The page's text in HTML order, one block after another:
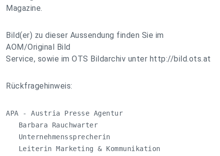
Magazine.
Bild(er) zu dieser Aussendung finden Sie im
AOM/Original Bild
Service, sowie im OTS Bildarchiv unter http://bild.ots.at
Rückfragehinweis:
APA - Austria Presse Agentur
   Barbara Rauchwarter
   Unternehmenssprecherin
   Leiterin Marketing & Kommunikation